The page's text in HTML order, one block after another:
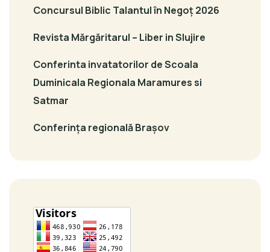
Concursul Biblic Talantul în Negoț 2026
Revista Mărgăritarul – Liber in Slujire
Conferinta invatatorilor de Scoala
Duminicala Regionala Maramures si
Satmar
Conferința regională Brașov